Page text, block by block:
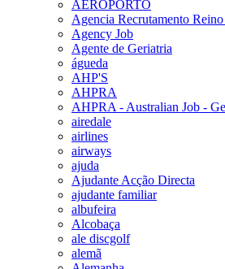
AEROPORTO
Agencia Recrutamento
Agency Job
Agente de Geriatria
águeda
AHP'S
AHPRA
AHPRA - Australian Job -
airedale
airlines
airways
ajuda
Ajudante Acção Directa
ajudante familiar
albufeira
Alcobaça
ale discgolf
alemã